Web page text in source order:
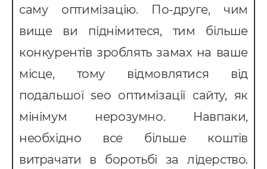
саму оптимізацію. По-друге, чим
вище ви піднімитеся, тим більше
конкурентів зроблять замах на ваше
місце, тому відмовлятися від
подальшої seo оптимізації сайту, як
мінімум нерозумно. Навпаки,
необхідно все більше коштів
витрачати в боротьбі за лідерство.